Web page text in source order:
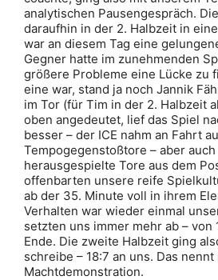
analytischen Pausengespräch.
daraufhin in der 2. Halbzeit in
war an diesem Tag eine
Gegner hatte im zunehmenden
größere Probleme eine Lücke zu
eine war, stand ja noch Jannik
im Tor (für Tim in der 2. Halbzeit
oben angedeutet, lief das Spiel
besser – der ICE nahm an Fahrt
Tempogegenstoßtore – aber
herausgespielte Tore aus dem
offenbarten unsere reife
ab der 35. Minute voll in ihrem
Verhalten war wieder einmal
setzten uns immer mehr ab – von
Ende. Die zweite Halbzeit ging
schreibe – 18:7 an uns. Das nennt
Machtdemonstration.